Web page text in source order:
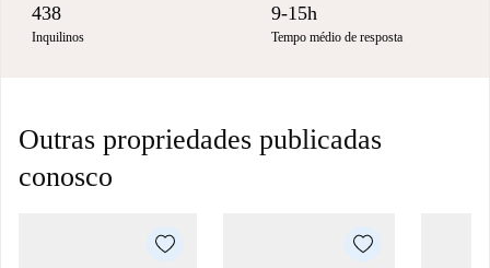
438
Inquilinos
9-15h
Tempo médio de resposta
Outras propriedades publicadas
conosco